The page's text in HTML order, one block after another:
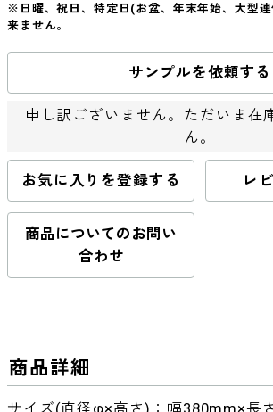
※日曜、祝日、特定日(お盆、年末年始、大型
来ません。
サンプルを依頼する
申し訳ございません。ただいま在
ん。
お気に入りを登録する レ
商品についてのお問い
合わせ
商品詳細
サイズ(直径φ×高さ)：幅380mm×長